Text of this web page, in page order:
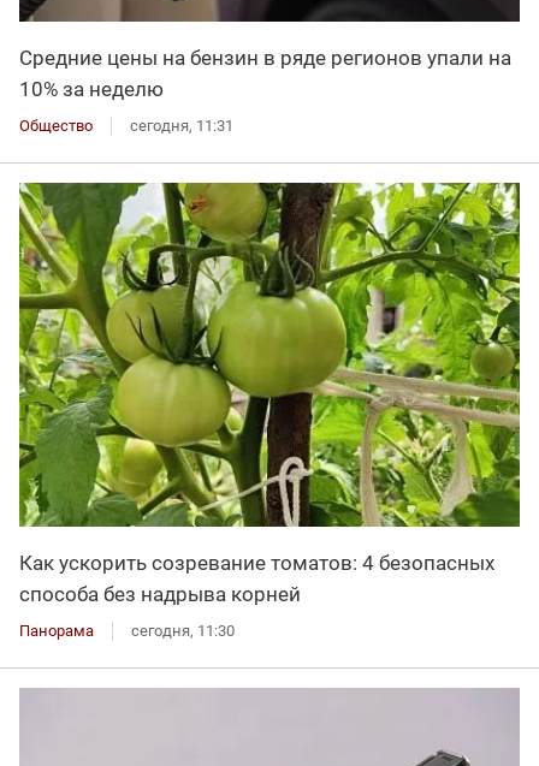
Средние цены на бензин в ряде регионов упали на
10% за неделю
Общество сегодня, 11:31
Как ускорить созревание томатов: 4 безопасных
способа без надрыва корней
Панорама сегодня, 11:30